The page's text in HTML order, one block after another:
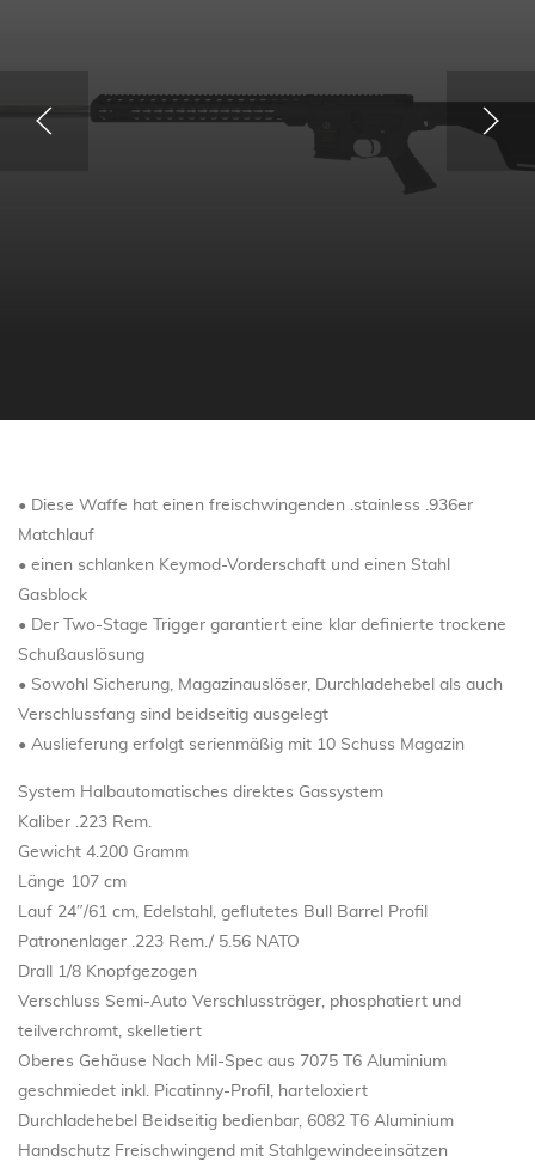
• Diese Waffe hat einen freischwingenden .stainless .936er
Matchlauf
• einen schlanken Keymod-Vorderschaft und einen Stahl
Gasblock
• Der Two-Stage Trigger garantiert eine klar definierte trockene
Schußauslösung
• Sowohl Sicherung, Magazinauslöser, Durchladehebel als auch
Verschlussfang sind beidseitig ausgelegt
• Auslieferung erfolgt serienmäßig mit 10 Schuss Magazin
System Halbautomatisches direktes Gassystem
Kaliber .223 Rem.
Gewicht 4.200 Gramm
Länge 107 cm
Lauf 24″/61 cm, Edelstahl, geflutetes Bull Barrel Profil
Patronenlager .223 Rem./ 5.56 NATO
Drall 1/8 Knopfgezogen
Verschluss Semi-Auto Verschlussträger, phosphatiert und
teilverchromt, skelletiert
Oberes Gehäuse Nach Mil-Spec aus 7075 T6 Aluminium
geschmiedet inkl. Picatinny-Profil, harteloxiert
Durchladehebel Beidseitig bedienbar, 6082 T6 Aluminium
Handschutz Freischwingend mit Stahlgewindeeinsätzen